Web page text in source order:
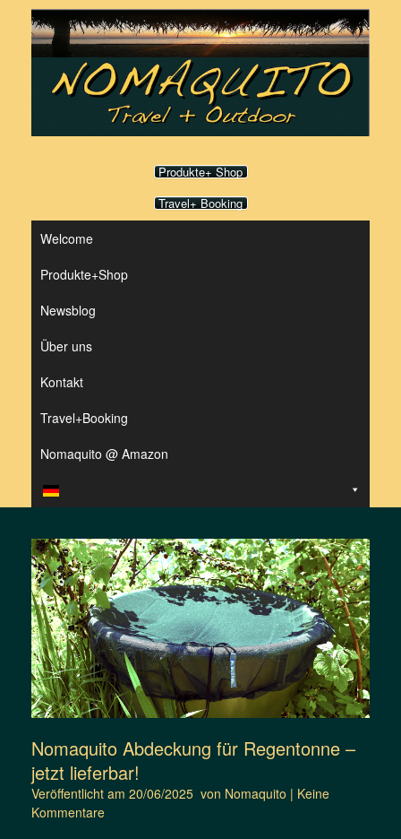
springen
Produkte+ Shop
Travel+ Booking
Welcome
Produkte+Shop
Newsblog
Über uns
Kontakt
Travel+Booking
Nomaquito @ Amazon
Nomaquito Abdeckung für Regentonne –
jetzt lieferbar!
Veröffentlicht am 20/06/2025 von Nomaquito | Keine
Kommentare